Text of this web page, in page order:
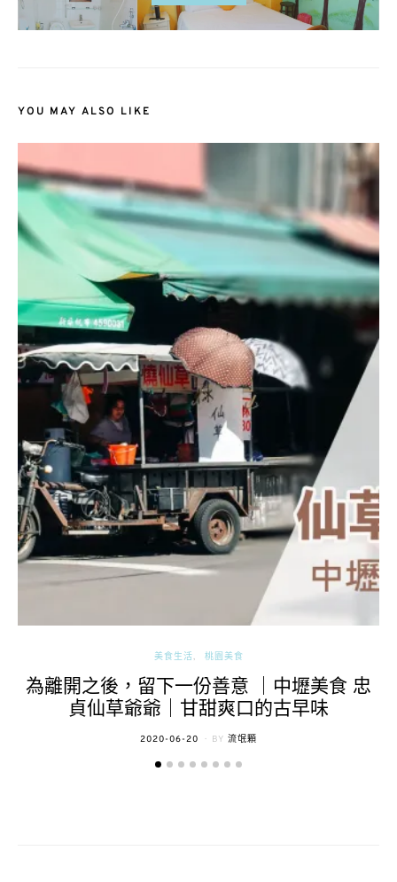
YOU MAY ALSO LIKE
美食生活 桃園美食
為離開之後，留下一份善意 ｜中壢美食 忠
貞仙草爺爺｜甘甜爽口的古早味
POSTED
2020-06-20 BY 流氓顆